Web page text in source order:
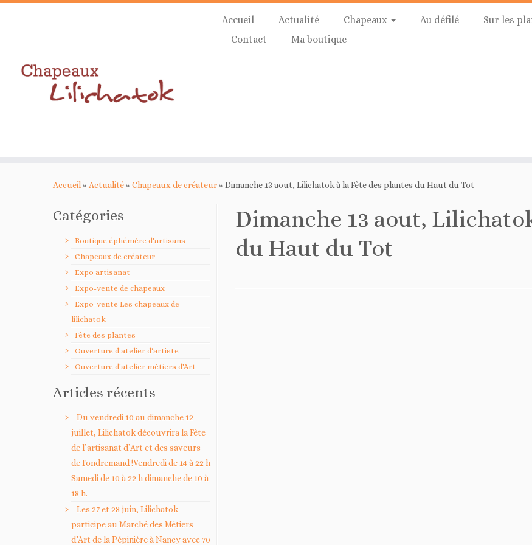
Skip
Accueil Actualité Chapeaux Au défilé Sur les
Contact
Ma boutique
Accueil» Actualité» Chapeaux de créateur» Dimanche 13 aout, Lilichatok à la Fête des plantes du Haut du Tot
Catégories
Boutique éphémère d'artisans
Chapeaux de créateur
Expo artisanat
Expo-vente de chapeaux
Expo-vente Les chapeaux de
lilichatok
Fête des plantes
Ouverture d'atelier d'artiste
Ouverture d'atelier métiers d'Art
Articles récents
Du vendredi 10 au dimanche 12
juillet, Lilichatok découvrira la Fête
de l’artisanat d’Art et des saveurs
de Fondremand !Vendredi de 14 à 22 h
Samedi de 10 à 22 h dimanche de 10 à
18 h.
Les 27 et 28 juin, Lilichatok
participe au Marché des Métiers
d’Art de la Pépinière à Nancy avec 70
Dimanche 13 aout,
du Haut du Tot